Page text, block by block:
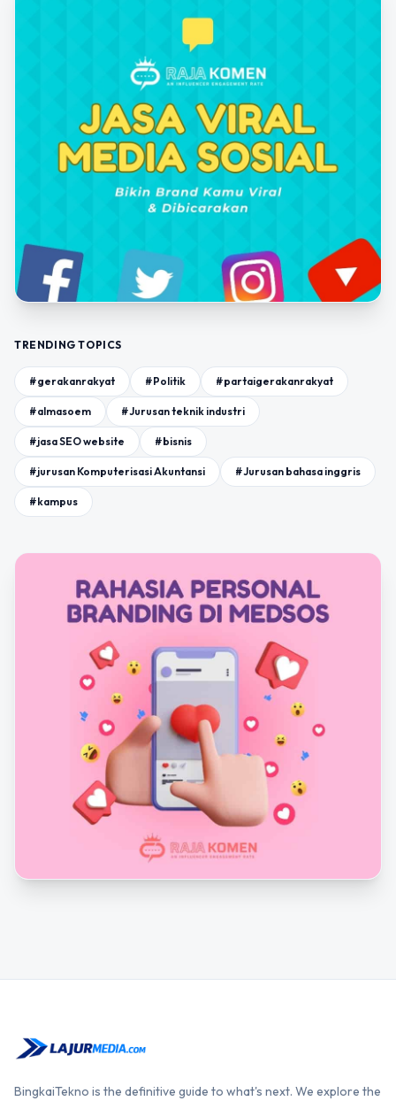
TRENDING TOPICS
#gerakanrakyat #Politik #partaigerakanrakyat
#almasoem #Jurusan teknik industri
#jasa SEO website #bisnis
#jurusan Komputerisasi Akuntansi #Jurusan bahasa inggris
#kampus
BingkaiTekno is the definitive guide to what's next. We explore the